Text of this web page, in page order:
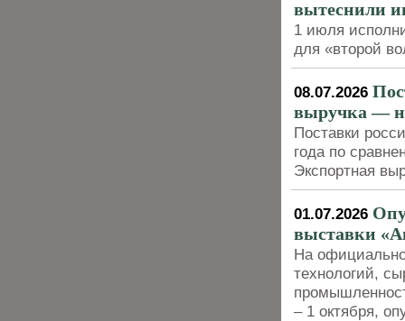
вытеснили
1 июля
для «второй
08.07.2026
выручка —
Поставки
года по
Экспортная
01.07.2026
выставки
На
технологий,
– 1 октября,